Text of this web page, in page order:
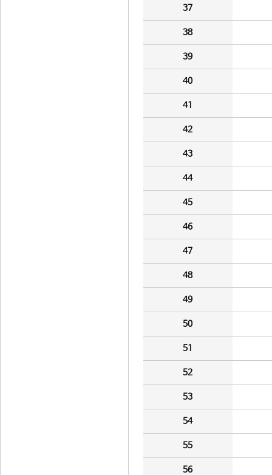
37
38
39
40
41
42
43
44
45
46
47
48
49
50
51
52
53
54
55
56